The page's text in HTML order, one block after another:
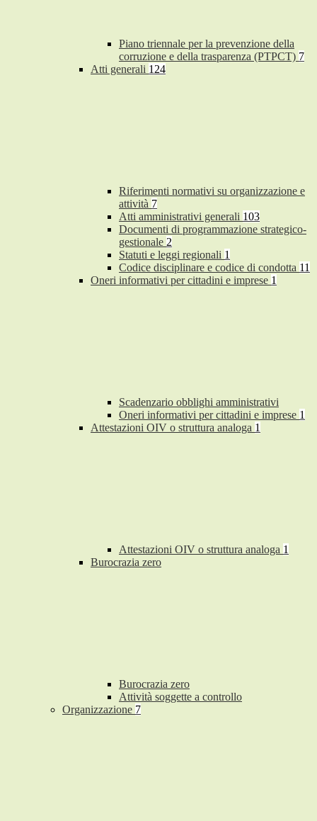
Piano triennale per la prevenzione della
corruzione e della trasparenza (PTPCT) 7
Atti generali 124
Riferimenti normativi su organizzazione e
attività 7
Atti amministrativi generali 103
Documenti di programmazione strategico-
gestionale 2
Statuti e leggi regionali 1
Codice disciplinare e codice di condotta 11
Oneri informativi per cittadini e imprese 1
Scadenzario obblighi amministrativi
Oneri informativi per cittadini e imprese 1
Attestazioni OIV o struttura analoga 1
Attestazioni OIV o struttura analoga 1
Burocrazia zero
Burocrazia zero
Attività soggette a controllo
Organizzazione 7